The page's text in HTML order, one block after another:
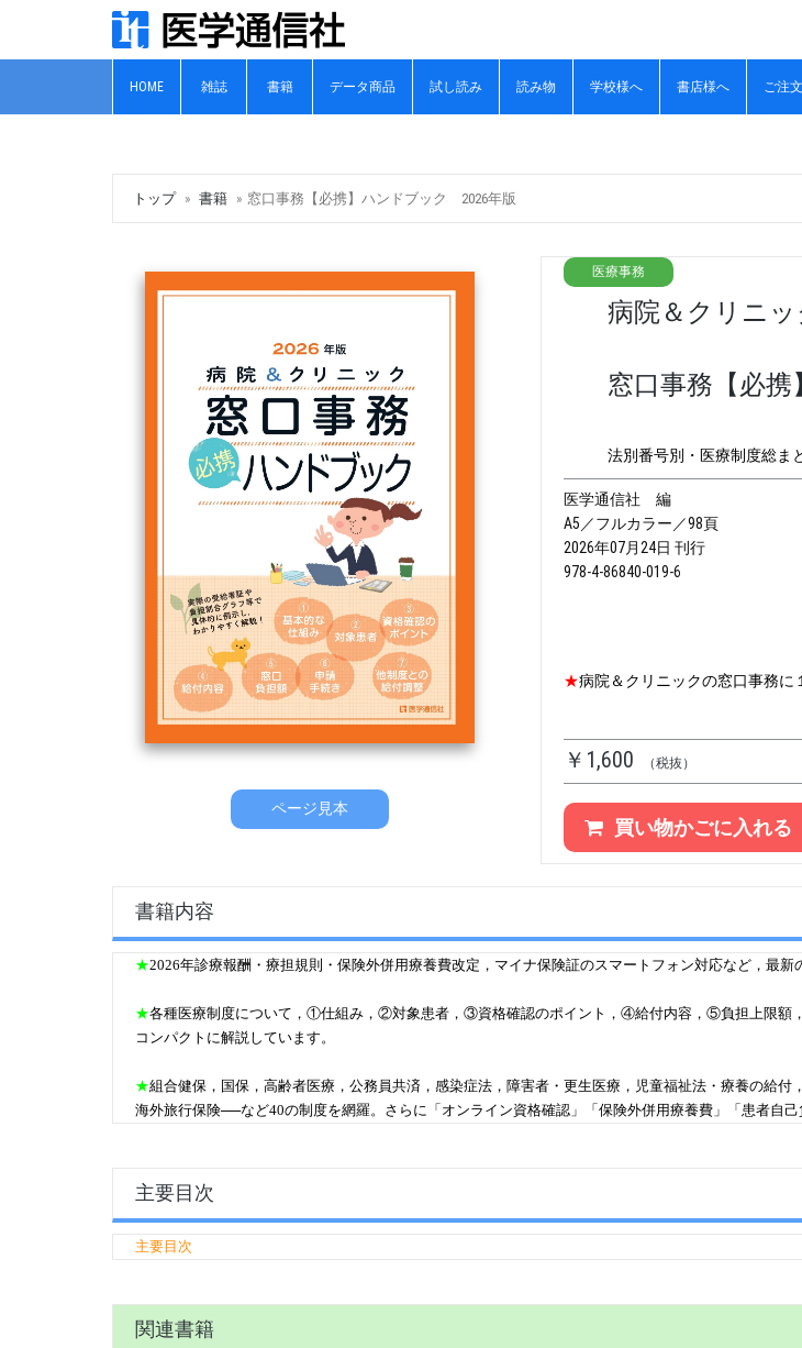
HOME 雑誌 書籍 データ商品 試し読み 読み物 学校様へ 書店様へ ご注
トップ 書籍 窓口事務【必携】ハンドブック 2026年版
ページ見本
医療事務
病院＆クリニッ
窓口事務【必
法別番号別・医療制度総ま
医学通信社 編
A5／フルカラー／98頁
2026年07月24日 刊行
978-4-86840-019-6
★病院＆クリニックの窓口事務に
￥1,600 （税抜）
買い物かごに入れる
書籍内容
★2026年診療報酬・療担規則・保険外併用療養費改定，マイナ保険証のスマートフォン対応など，最新
★各種医療制度について，①仕組み，②対象患者，③資格確認のポイント，④給付内容，⑤負担上限額
コンパクトに解説しています。
★組合健保，国保，高齢者医療，公務員共済，感染症法，障害者・更生医療，児童福祉法・療養の給
海外旅行保険──など40の制度を網羅。さらに「オンライン資格確認」「保険外併用療養費」「患者自
主要目次
主要目次
関連書籍